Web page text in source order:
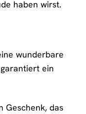
haben wirst.
wunderbare
ein
Geschenk, das